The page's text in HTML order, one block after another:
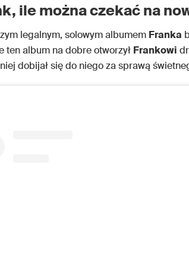
ile można czekać na
legalnym, solowym albumem Franka
ten album na dobre otworzył Frankowi
dobijał się do niego za sprawą